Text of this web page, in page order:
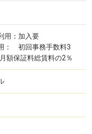
用：加入要
： 初回事務手数料3
額保証料総賃料の2％